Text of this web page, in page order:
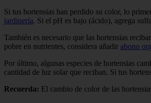
Si tus hortensias han perdido su color, lo
jardinería. Si el pH es bajo (ácido), agrega
También es necesario que las hortensias
pobre en nutrientes, considera añadir abono
Por último, algunas especies de hortensias
cantidad de luz solar que reciban. Si tus
Recuerda: El cambio de color de las